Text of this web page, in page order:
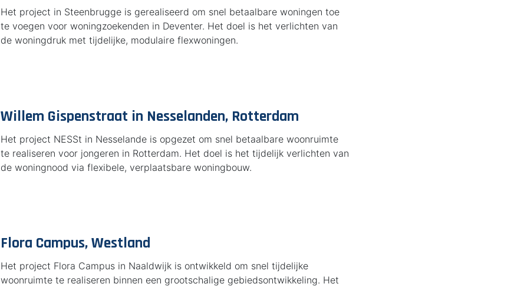
Het project in Steenbrugge is gerealiseerd om snel betaalbare woningen toe
te voegen voor woningzoekenden in Deventer. Het doel is het verlichten van
de woningdruk met tijdelijke, modulaire flexwoningen.
Willem Gispenstraat in Nesselanden, Rotterdam
Het project NESSt in Nesselande is opgezet om snel betaalbare woonruimte
te realiseren voor jongeren in Rotterdam. Het doel is het tijdelijk verlichten van
de woningnood via flexibele, verplaatsbare woningbouw.
Flora Campus, Westland
Het project Flora Campus in Naaldwijk is ontwikkeld om snel tijdelijke
woonruimte te realiseren binnen een grootschalige gebiedsontwikkeling. Het